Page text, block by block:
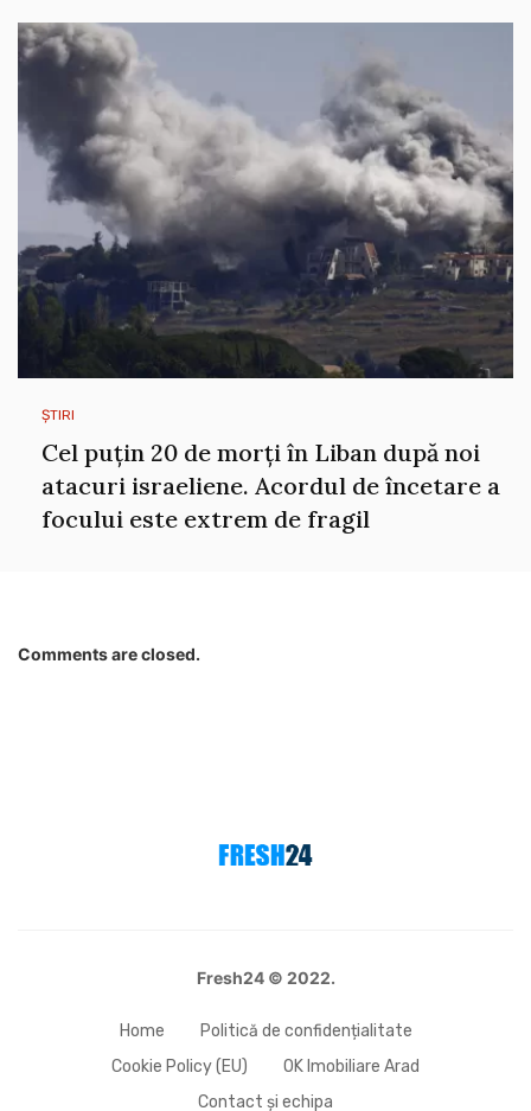
ȘTIRI
Cel puțin 20 de morți în Liban după noi
atacuri israeliene. Acordul de încetare a
focului este extrem de fragil
Comments are closed.
Fresh24 © 2022.
Home
Politică de confidențialitate
Cookie Policy (EU)
OK Imobiliare Arad
Contact și echipa